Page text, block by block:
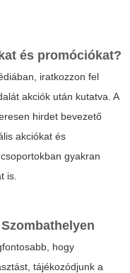
és promóciókat?
iratkozzon fel
akciók után kutatva. A
hirdet bevezető
akciókat és
gyakran
is.
hogy
tájékozódjunk a